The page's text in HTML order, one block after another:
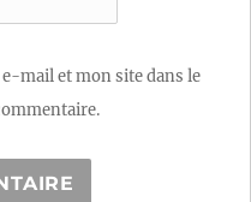
mail et mon site dans le